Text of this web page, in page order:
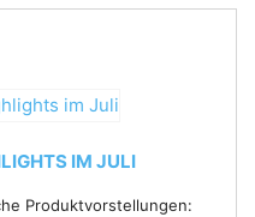
IM JULI
Produktvorstellungen: